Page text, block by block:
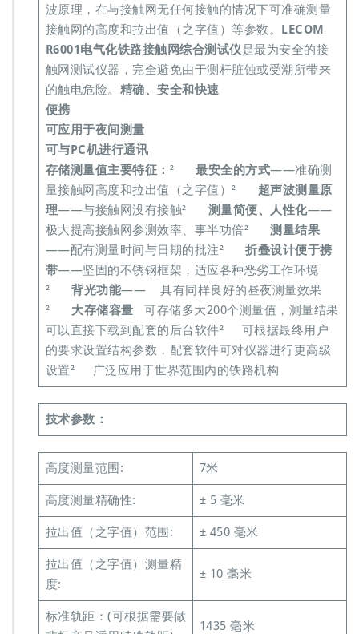
0
E
波原理，在与接触网无任何接触的情况下可准确测量
接触网的高度和拉出值（之字值）等参数。 LECOM
R6001电气化铁路接触网综合测试仪是最为安全的接
触网测试仪器，完全避免由于测杆脏蚀或受潮所带来
的触电危险。 精确、安全和快速
便携
可应用于夜间测量
可与PC机进行通讯
存储测量值主要特征： ² 最安全的方式——准确测
量接触网高度和拉出值（之字值）² 超声波测量原
理——与接触网没有接触² 测量简便、人性化——
极大提高接触网参测效率、事半功倍² 测量结果
——配有测量时间与日期的批注² 折叠设计便于携
带——坚固的不锈钢框架，适应各种恶劣工作环境
² 背光功能—— 具有同样良好的昼夜测量效果
² 大存储容量 可存储多大200个测量值，测量结果
可以直接下载到配套的后台软件² 可根据最终用户
的要求设置结构参数，配套软件可对仪器进行更高级
设置² 广泛应用于世界范围内的铁路机构
技术参数：
高度测量范围: 7米
高度测量精确性: ± 5 毫米
拉出值（之字值）范围: ± 450 毫米
拉出值（之字值）测量精
度:
± 10 毫米
标准轨距：(可根据需要做
1435 毫米